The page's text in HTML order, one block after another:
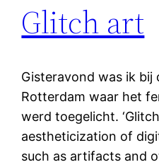
Glitch art
Gisteravond was ik bij
Rotterdam waar het
werd toegelicht.
aestheticization of
such as artifacts and